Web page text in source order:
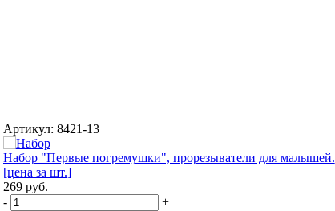
Артикул: 8421-13
Набор "Первые погремушки", прорезыватели для малышей.
[цена за шт.]
269 руб.
-
+